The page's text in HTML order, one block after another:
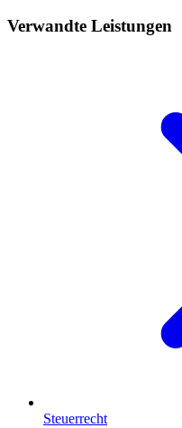
Verwandte Leistungen
Steuerrecht